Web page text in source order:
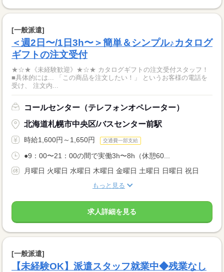
[一般派遣]
＜週2日〜/1日3h〜＞簡単＆シンプル♪カタログ
ギフトの注文受付
★☆★《未経験歓迎》★☆★ カタログギフトの注文受付スタッフ！
■具体的には... 「この商品を注文したい！」 というお客様の電話を
受け、 注文内...
コールセンター（テレフォンオペレーター）
北海道札幌市中央区/バスセンター前駅
時給1,600円～1,650円 交通費一部支給
●9：00〜21：00の間で実働3h〜8h（休憩60...
月曜日 火曜日 水曜日 木曜日 金曜日 土曜日 日曜日 祝日
もっと見る
求人詳細を見る
[一般派遣]
【未経験OK】派遣スタッフ就業中◆残業なし